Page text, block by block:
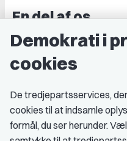
En del af os
Grupper og kredse
Studenterorganisationer
Medlemskab
Demokrati i
cookies
De tredjepartsservices,
cookies til at indsamle
formål, du ser herunder.